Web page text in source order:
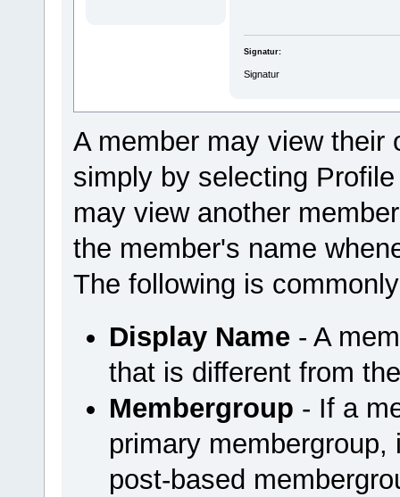
Signatur:
Signatur
A member may view their
simply by selecting
may view another
the member's name
The following is
Display Name- A
that is different from
Membergroup - If a
primary
post-based